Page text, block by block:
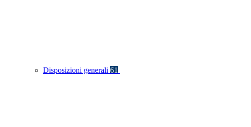
Disposizioni generali 61